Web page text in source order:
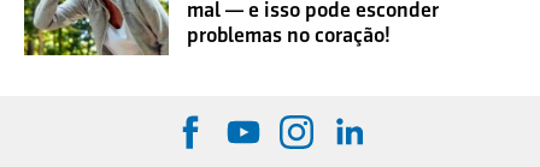
mal — e isso pode esconder
problemas no coração!